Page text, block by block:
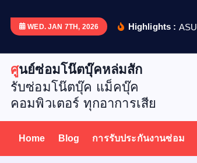
p
WED. JAN 7TH, 2026 Highlights : ASU
ศูนย์ซ่อมโน๊ตบุ๊คหล่มสัก
รับซ่อมโน๊ตบุ๊ค แม็คบุ๊ค
คอมพิวเตอร์ ทุกอาการเสีย
Home Blog การรับประกันงานซ่อม